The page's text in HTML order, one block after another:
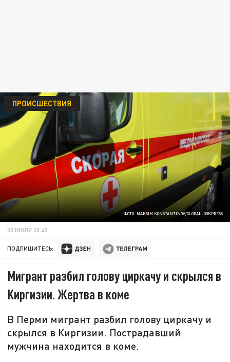
ФОТО: MAKSIM KONSTANTINOV/GLOBALLOOKPRESS
ПРОИСШЕСТВИЯ
08 ИЮЛЯ 20:43
ПОДПИШИТЕСЬ:
Мигрант разбил голову циркачу и скрылся в
Киргизии. Жертва в коме
В Перми мигрант разбил голову циркачу и
скрылся в Киргизии. Пострадавший
мужчина находится в коме.